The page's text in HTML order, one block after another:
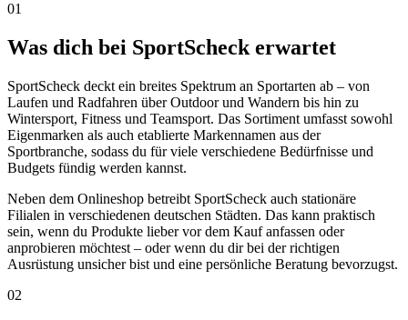
01
Was dich bei SportScheck erwartet
SportScheck deckt ein breites Spektrum an Sportarten ab – von
Laufen und Radfahren über Outdoor und Wandern bis hin zu
Wintersport, Fitness und Teamsport. Das Sortiment umfasst sowohl
Eigenmarken als auch etablierte Markennamen aus der
Sportbranche, sodass du für viele verschiedene Bedürfnisse und
Budgets fündig werden kannst.
Neben dem Onlineshop betreibt SportScheck auch stationäre
Filialen in verschiedenen deutschen Städten. Das kann praktisch
sein, wenn du Produkte lieber vor dem Kauf anfassen oder
anprobieren möchtest – oder wenn du dir bei der richtigen
Ausrüstung unsicher bist und eine persönliche Beratung bevorzugst.
02